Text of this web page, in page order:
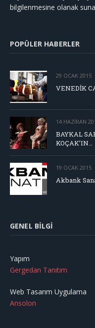
bilgilenmesine olanak
POPÜLER HABERLER
29 OCAK 2015
VENEDİK
14 HAZIRAN
BAYKAL
KOÇAK’IN…
19 OCAK 2015
Akbank
GENEL BILGI
Yapım
Gergedan Tanıtım
Web Tasarım Uygulama
Ansolon